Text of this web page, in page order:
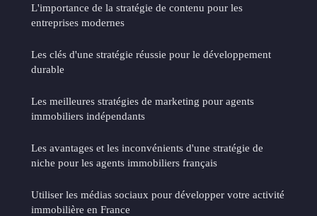
L'importance de la stratégie de contenu pour les
entreprises modernes
Les clés d'une stratégie réussie pour le développement
durable
Les meilleures stratégies de marketing pour agents
immobiliers indépendants
Les avantages et les inconvénients d'une stratégie de
niche pour les agents immobiliers français
Utiliser les médias sociaux pour développer votre activité
immobilière en France